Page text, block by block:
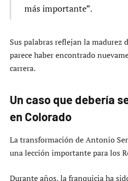
más importante”.
Sus palabras reflejan la madurez
parece haber encontrado
carrera.
Un caso que debería
en Colorado
La transformación de Antonio
una lección importante para los
Durante años, la franquicia ha